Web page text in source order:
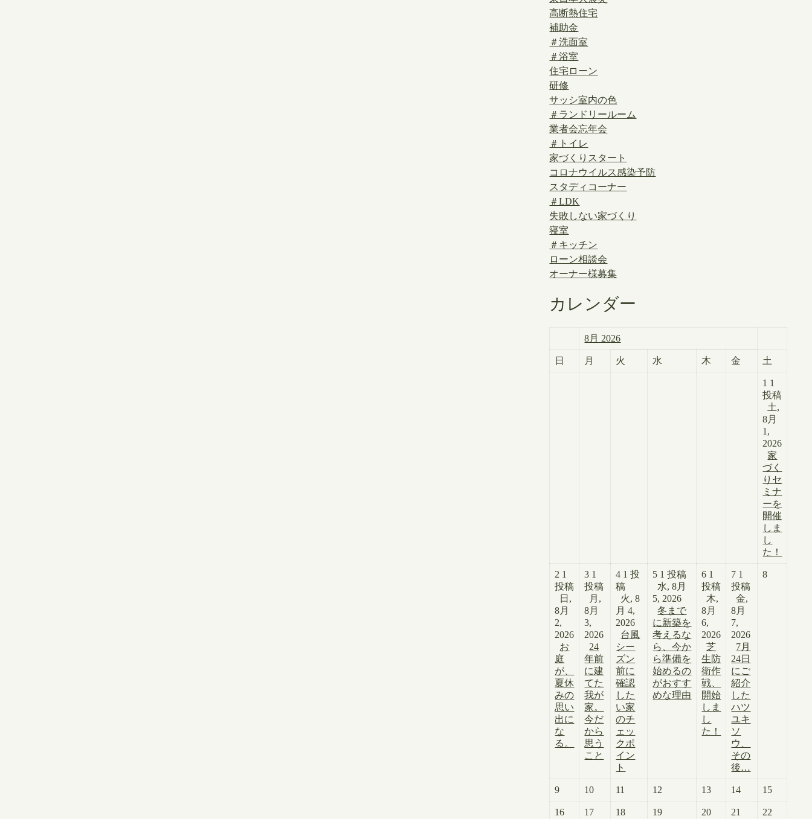
高断熱住宅
補助金
＃洗面室
＃浴室
住宅ローン
研修
サッシ室内の色
＃ランドリールーム
業者会忘年会
＃トイレ
家づくりスタート
コロナウイルス感染予防
スタディコーナー
＃LDK
失敗しない家づくり
寝室
＃キッチン
ローン相談会
オーナー様募集
カレンダー
8月 2026
日 月 火 水 木 金 土
1 1
投稿
土,
8月
1,
2026
家
づく
りセ
ミナ
ーを
開催
しま
し
た！
2 1
投稿
日,
8月
2,
2026
お
庭
が、
夏休
みの
思い
出に
な
る。
3 1
投稿
月,
8月
3,
2026
24
年前
に建
てた
我が
家。
今だ
から
思う
こと
4 1 投
稿
火, 8
月 4,
2026
台風
シー
ズン
前に
確認
した
い家
のチ
ェッ
クポ
イン
ト
5 1 投稿
水, 8月
5, 2026
冬まで
に新築を
考えるな
ら、今か
ら準備を
始めるの
がおすす
めな理由
6 1
投稿
木,
8月
6,
2026
芝
生防
衛作
戦、
開始
しま
し
た！
7 1
投稿
金,
8月
7,
2026
7月
24日
にご
紹介
した
ハツ
ユキ
ソ
ウ、
その
後…
8
9 10 11 12 13 14 15
16 17 18 19 20 21 22